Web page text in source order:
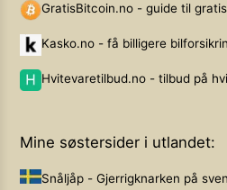
GratisBitcoin.no - guide til
Kasko.no - få billigere
Hvitevaretilbud.no - tilbud på
Mine søstersider i utlandet:
Snåljåp - Gjerrigknarken på